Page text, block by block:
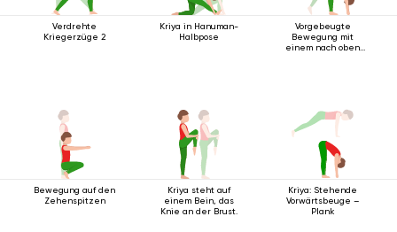
Verdrehte
Kriegerzüge 2
Kriya in Hanuman-
Halbpose
Vorgebeugte
Bewegung mit
einem nach oben
Bewegung auf den
Zehenspitzen
Kriya steht auf
einem Bein, das
Knie an der Brust.
Kriya: Stehende
Vorwärtsbeuge –
Plank